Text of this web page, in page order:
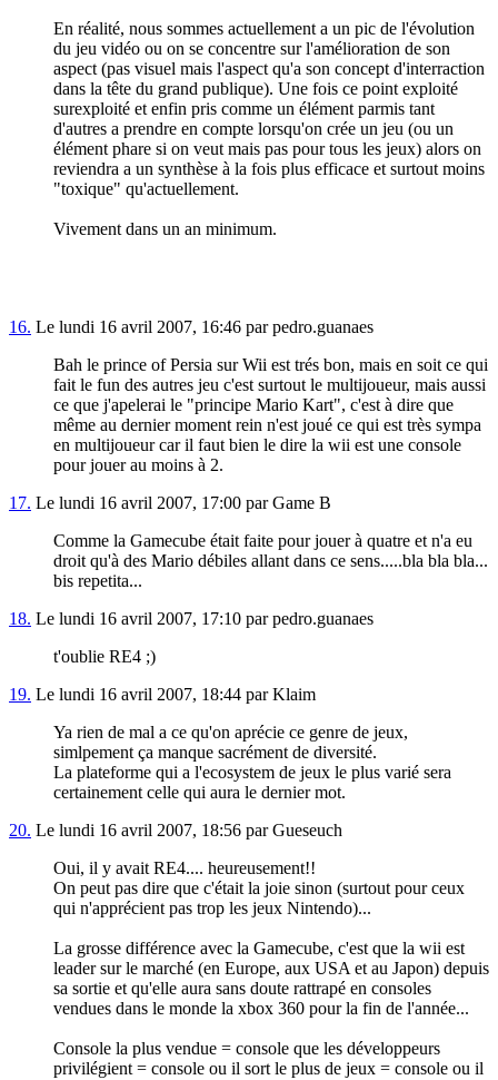
En réalité, nous sommes actuellement a un pic de l'évolution
du jeu vidéo ou on se concentre sur l'amélioration de son
aspect (pas visuel mais l'aspect qu'a son concept d'interraction
dans la tête du grand publique). Une fois ce point exploité
surexploité et enfin pris comme un élément parmis tant
d'autres a prendre en compte lorsqu'on crée un jeu (ou un
élément phare si on veut mais pas pour tous les jeux) alors on
reviendra a un synthèse à la fois plus efficace et surtout moins
"toxique" qu'actuellement.
Vivement dans un an minimum.
16. Le lundi 16 avril 2007, 16:46 par pedro.guanaes
Bah le prince of Persia sur Wii est trés bon, mais en soit ce qui
fait le fun des autres jeu c'est surtout le multijoueur, mais aussi
ce que j'apelerai le "principe Mario Kart", c'est à dire que
même au dernier moment rein n'est joué ce qui est très sympa
en multijoueur car il faut bien le dire la wii est une console
pour jouer au moins à 2.
17. Le lundi 16 avril 2007, 17:00 par Game B
Comme la Gamecube était faite pour jouer à quatre et n'a eu
droit qu'à des Mario débiles allant dans ce sens.....bla bla bla...
bis repetita...
18. Le lundi 16 avril 2007, 17:10 par pedro.guanaes
t'oublie RE4 ;)
19. Le lundi 16 avril 2007, 18:44 par Klaim
Ya rien de mal a ce qu'on aprécie ce genre de jeux,
simlpement ça manque sacrément de diversité.
La plateforme qui a l'ecosystem de jeux le plus varié sera
certainement celle qui aura le dernier mot.
20. Le lundi 16 avril 2007, 18:56 par Gueseuch
Oui, il y avait RE4.... heureusement!!
On peut pas dire que c'était la joie sinon (surtout pour ceux
qui n'apprécient pas trop les jeux Nintendo)...
La grosse différence avec la Gamecube, c'est que la wii est
leader sur le marché (en Europe, aux USA et au Japon) depuis
sa sortie et qu'elle aura sans doute rattrapé en consoles
vendues dans le monde la xbox 360 pour la fin de l'année...
Console la plus vendue = console que les développeurs
privilégient = console ou il sort le plus de jeux = console ou il